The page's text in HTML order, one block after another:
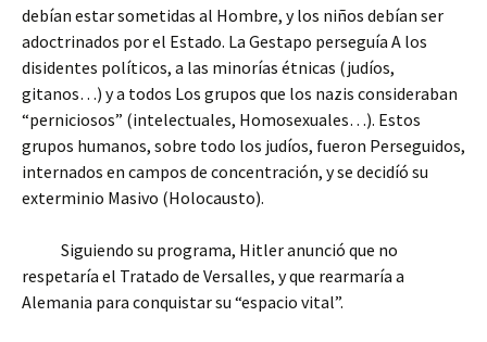
debían estar sometidas al Hombre, y los niños debían ser
adoctrinados por el Estado. La Gestapo perseguía A los
disidentes políticos, a las minorías étnicas (judíos,
gitanos…) y a todos Los grupos que los nazis consideraban
“perniciosos” (intelectuales, Homosexuales…). Estos
grupos humanos, sobre todo los judíos, fueron Perseguidos,
internados en campos de concentración, y se decidíó su
exterminio Masivo (Holocausto).
Siguiendo su programa, Hitler anunció que no
respetaría el Tratado de Versalles, y que rearmaría a
Alemania para conquistar su “espacio vital”.